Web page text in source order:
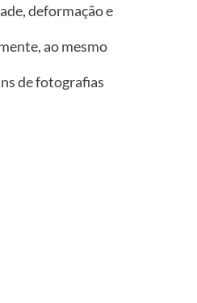
deformação e
ao mesmo
de fotografias